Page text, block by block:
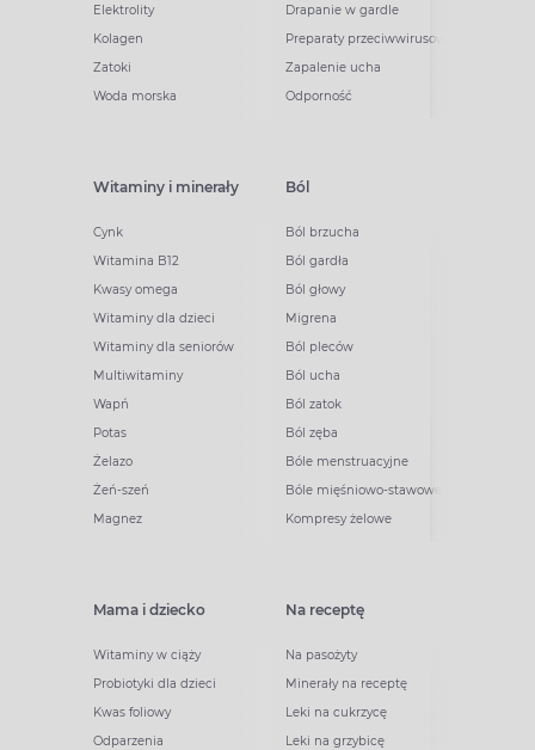
Elektrolity
Kolagen
Zatoki
Woda morska
Drapanie w gardle
Preparaty przeciwwirusowe
Zapalenie ucha
Odporność
Witaminy i minerały
Cynk
Witamina B12
Kwasy omega
Witaminy dla dzieci
Witaminy dla seniorów
Multiwitaminy
Wapń
Potas
Żelazo
Żeń-szeń
Magnez
Ból
Ból brzucha
Ból gardła
Ból głowy
Migrena
Ból pleców
Ból ucha
Ból zatok
Ból zęba
Bóle menstruacyjne
Bóle mięśniowo-stawowe
Kompresy żelowe
Mama i dziecko
Witaminy w ciąży
Probiotyki dla dzieci
Kwas foliowy
Odparzenia
Na receptę
Na pasożyty
Minerały na receptę
Leki na cukrzycę
Leki na grzybicę